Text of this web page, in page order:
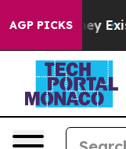
AGP PICKS
They Exist Fox